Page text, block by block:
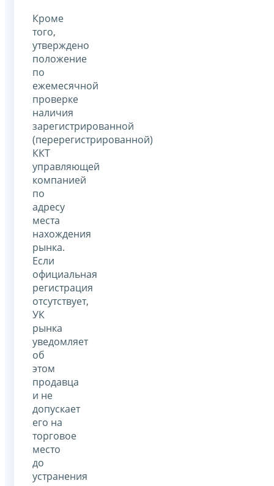
Кроме
того,
утверждено
положение
по
ежемесячной
проверке
наличия
зарегистрированной
(перерегистрированной)
ККТ
управляющей
компанией
по
адресу
места
нахождения
рынка.
Если
официальная
регистрация
отсутствует,
УК
рынка
уведомляет
об
этом
продавца
и не
допускает
его на
торговое
место
до
устранения